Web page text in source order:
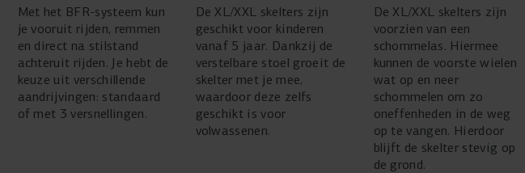
Met het BFR-systeem kun
je vooruit rijden, remmen
en direct na stilstand
achteruit rijden. Je hebt de
keuze uit verschillende
aandrijvingen: standaard
of met 3 versnellingen.
De XL/XXL skelters zijn
geschikt voor kinderen
vanaf 5 jaar. Dankzij de
verstelbare stoel groeit de
skelter met je mee,
waardoor deze zelfs
geschikt is voor
volwassenen.
De XL/XXL skelters zijn
voorzien van een
schommelas. Hiermee
kunnen de voorste wielen
wat op en neer
schommelen om zo
oneffenheden in de weg
op te vangen. Hierdoor
blijft de skelter stevig op
de grond.